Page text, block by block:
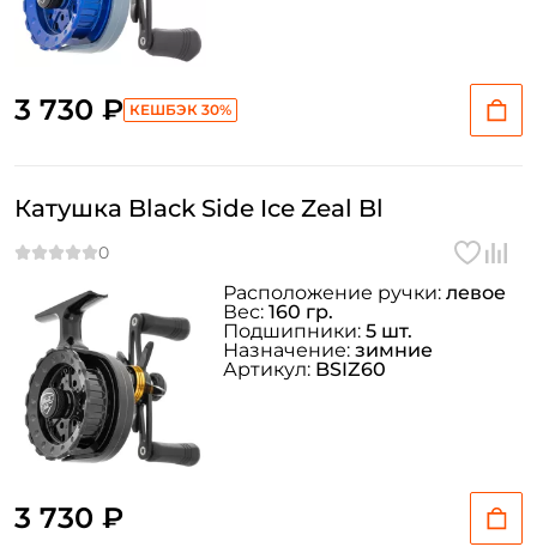
3 730 ₽ КЕШБЭК 30%
Катушка Black Side Ice Zeal Bl
3 730 ₽
Расположение ручки: левое
Вес: 160 гр.
Подшипники: 5 шт.
Назначение: зимние
Артикул: BSIZ60